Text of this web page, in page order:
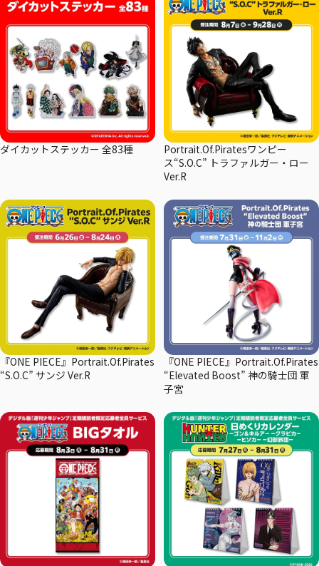
ダイカットステッカー 全83種
Portrait.Of.Piratesワンピー
ス“S.O.C” トラファルガー・ロー
Ver.R
『ONE PIECE』Portrait.Of.Pirates
“S.O.C” サンジ Ver.R
『ONE PIECE』Portrait.Of.Pirates
“Elevated Boost” 神の騎士団 軍
子宮